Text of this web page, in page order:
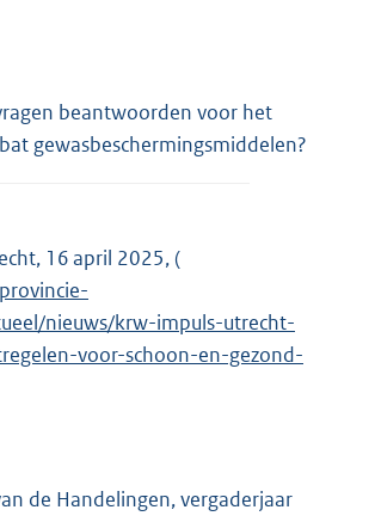
beantwoorden voor het
gewasbeschermingsmiddelen?
16 april 2025, (
t
e
nieuws/krw-impuls-utrecht-
voor-schoon-en-gezond-
de Handelingen, vergaderjaar